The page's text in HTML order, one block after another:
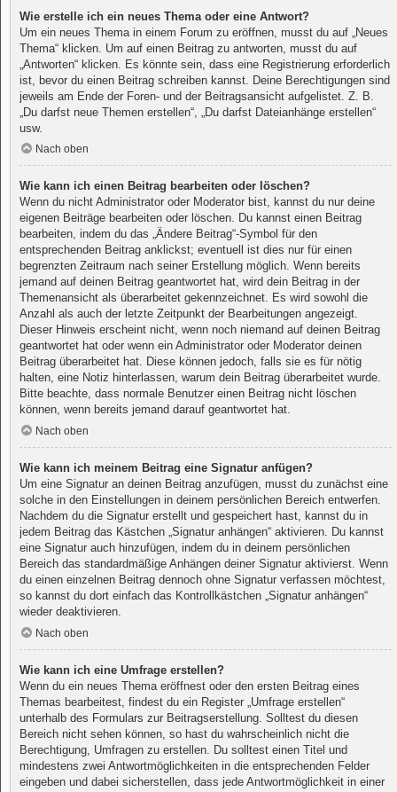
Wie erstelle ich ein neues Thema oder eine Antwort?
Um ein neues Thema in einem Forum zu eröffnen, musst du auf „Neues
Thema“ klicken. Um auf einen Beitrag zu antworten, musst du auf
„Antworten“ klicken. Es könnte sein, dass eine Registrierung erforderlich
ist, bevor du einen Beitrag schreiben kannst. Deine Berechtigungen sind
jeweils am Ende der Foren- und der Beitragsansicht aufgelistet. Z. B.
„Du darfst neue Themen erstellen“, „Du darfst Dateianhänge erstellen“
usw.
Nach oben
Wie kann ich einen Beitrag bearbeiten oder löschen?
Wenn du nicht Administrator oder Moderator bist, kannst du nur deine
eigenen Beiträge bearbeiten oder löschen. Du kannst einen Beitrag
bearbeiten, indem du das „Ändere Beitrag“-Symbol für den
entsprechenden Beitrag anklickst; eventuell ist dies nur für einen
begrenzten Zeitraum nach seiner Erstellung möglich. Wenn bereits
jemand auf deinen Beitrag geantwortet hat, wird dein Beitrag in der
Themenansicht als überarbeitet gekennzeichnet. Es wird sowohl die
Anzahl als auch der letzte Zeitpunkt der Bearbeitungen angezeigt.
Dieser Hinweis erscheint nicht, wenn noch niemand auf deinen Beitrag
geantwortet hat oder wenn ein Administrator oder Moderator deinen
Beitrag überarbeitet hat. Diese können jedoch, falls sie es für nötig
halten, eine Notiz hinterlassen, warum dein Beitrag überarbeitet wurde.
Bitte beachte, dass normale Benutzer einen Beitrag nicht löschen
können, wenn bereits jemand darauf geantwortet hat.
Nach oben
Wie kann ich meinem Beitrag eine Signatur anfügen?
Um eine Signatur an deinen Beitrag anzufügen, musst du zunächst eine
solche in den Einstellungen in deinem persönlichen Bereich entwerfen.
Nachdem du die Signatur erstellt und gespeichert hast, kannst du in
jedem Beitrag das Kästchen „Signatur anhängen“ aktivieren. Du kannst
eine Signatur auch hinzufügen, indem du in deinem persönlichen
Bereich das standardmäßige Anhängen deiner Signatur aktivierst. Wenn
du einen einzelnen Beitrag dennoch ohne Signatur verfassen möchtest,
so kannst du dort einfach das Kontrollkästchen „Signatur anhängen“
wieder deaktivieren.
Nach oben
Wie kann ich eine Umfrage erstellen?
Wenn du ein neues Thema eröffnest oder den ersten Beitrag eines
Themas bearbeitest, findest du ein Register „Umfrage erstellen“
unterhalb des Formulars zur Beitragserstellung. Solltest du diesen
Bereich nicht sehen können, so hast du wahrscheinlich nicht die
Berechtigung, Umfragen zu erstellen. Du solltest einen Titel und
mindestens zwei Antwortmöglichkeiten in die entsprechenden Felder
eingeben und dabei sicherstellen, dass jede Antwortmöglichkeit in einer